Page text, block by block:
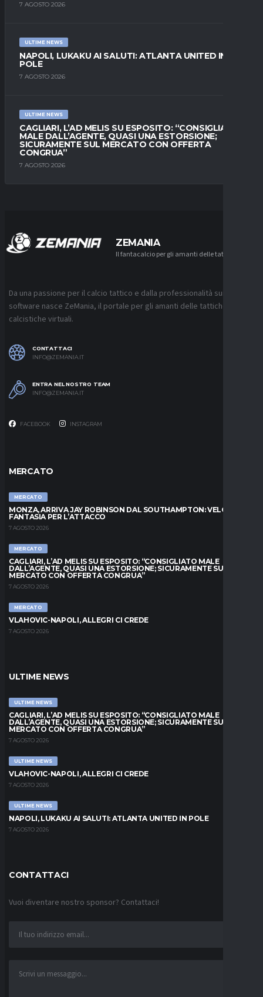
7 AGOSTO 2026
ULTIME NEWS
NAPOLI, LUKAKU AI SALUTI: ATLANTA UNITED IN
POLE
7 AGOSTO 2026
ULTIME NEWS
CAGLIARI, L’AD MELIS SU ESPOSITO: “CONSIGLIATO
MALE DALL’AGENTE, QUASI UNA ESTORSIONE;
SICURAMENTE SUL MERCATO CON OFFERTA
CONGRUA”
7 AGOSTO 2026
ZEMANIA
Il fantacalcio per gli amanti delle tattiche
Da una passione per il calcio tattico e dalla professionalità sui
software nasce ZeMania, il portale per gli amanti delle tattiche
calcistiche virtuali.
CONTATTACI
INFO@ZEMANIA.IT
ENTRA NEL NOSTRO TEAM
INFO@ZEMANIA.IT
FACEBOOK INSTAGRAM
MERCATO
MERCATO
MONZA, ARRIVA JAY ROBINSON DAL SOUTHAMPTON: VELOCITÀ E
FANTASIA PER L’ATTACCO
7 AGOSTO 2026
MERCATO
CAGLIARI, L’AD MELIS SU ESPOSITO: “CONSIGLIATO MALE
DALL’AGENTE, QUASI UNA ESTORSIONE; SICURAMENTE SUL
MERCATO CON OFFERTA CONGRUA”
7 AGOSTO 2026
MERCATO
VLAHOVIC-NAPOLI, ALLEGRI CI CREDE
7 AGOSTO 2026
ULTIME NEWS
ULTIME NEWS
CAGLIARI, L’AD MELIS SU ESPOSITO: “CONSIGLIATO MALE
DALL’AGENTE, QUASI UNA ESTORSIONE; SICURAMENTE SUL
MERCATO CON OFFERTA CONGRUA”
7 AGOSTO 2026
ULTIME NEWS
VLAHOVIC-NAPOLI, ALLEGRI CI CREDE
7 AGOSTO 2026
ULTIME NEWS
NAPOLI, LUKAKU AI SALUTI: ATLANTA UNITED IN POLE
7 AGOSTO 2026
CONTATTACI
Vuoi diventare nostro sponsor? Contattaci!